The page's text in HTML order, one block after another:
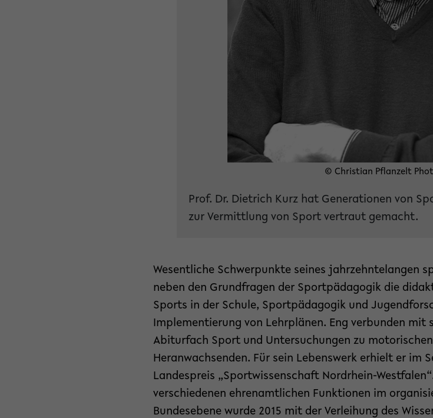
© Christian Pflanzelt
Prof. Dr. Dietrich Kurz hat Generationen von
zur Vermittlung von Sport vertraut gemacht.
Wesentliche Schwerpunkte seines jahrzehntelangen
neben den Grundfragen der Sportpädagogik die
Sports in der Schule, Sportpädagogik und
Implementierung von Lehrplänen. Eng verbunden mit
Abiturfach Sport und Untersuchungen zu
Heranwachsenden. Für sein Lebenswerk erhielt er im
Landespreis „Sportwissenschaft Nordrhein-
verschiedenen ehrenamtlichen Funktionen im
Bundesebene wurde 2015 mit der Verleihung des